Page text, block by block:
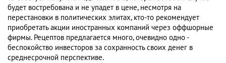
будет востребована и не упадет в цене, несмотря на
перестановки в политических элитах, кто-то рекомендует
приобретать акции иностранных компаний через оффшорные
фирмы. Рецептов предлагается много, очевидно одно -
беспокойство инвесторов за сохранность своих денег в
среднесрочной перспективе.